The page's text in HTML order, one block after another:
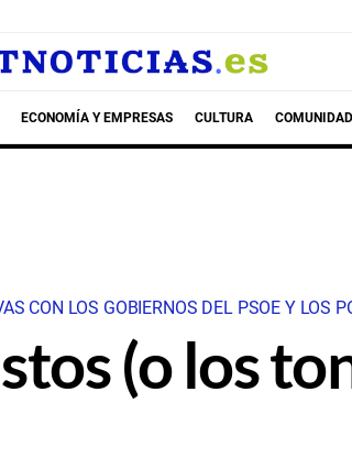
ECONOMÍA Y EMPRESAS CULTURA
CON LOS GOBIERNOS DEL PSOE Y LOS
(o los